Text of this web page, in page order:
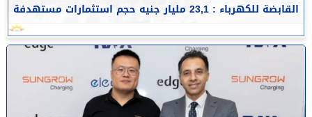
القابضة للكهرباء : 23,1 مليار جنيه حجم استثمارات مستهدفة